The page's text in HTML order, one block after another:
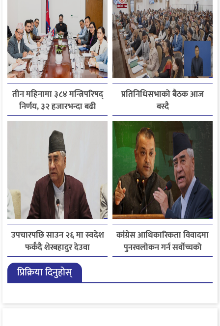
तीन महिनामा ३८४ मन्त्रिपरिषद्
निर्णय, ३२ हजारभन्दा बढी
गुनासो फर्छ्योट
प्रतिनिधिसभाको बैठक आज
बस्दै
उपचारपछि साउन २६ मा स्वदेश
फर्कँदै शेरबहादुर देउवा
कांग्रेस आधिकारिकता विवादमा
पुनरवलोकन गर्न सर्वोच्चको
अनुमति
प्रिक्रिया दिनुहोस्